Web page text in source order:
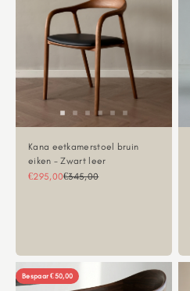
Kana eetkamerstoel bruin
eiken - Zwart leer
Aanbiedingsprijs
€295,00Normale prijs
€345,00
Bespaar €50,00